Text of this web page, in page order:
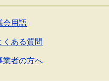
会用語
くある質問
業者の方へ